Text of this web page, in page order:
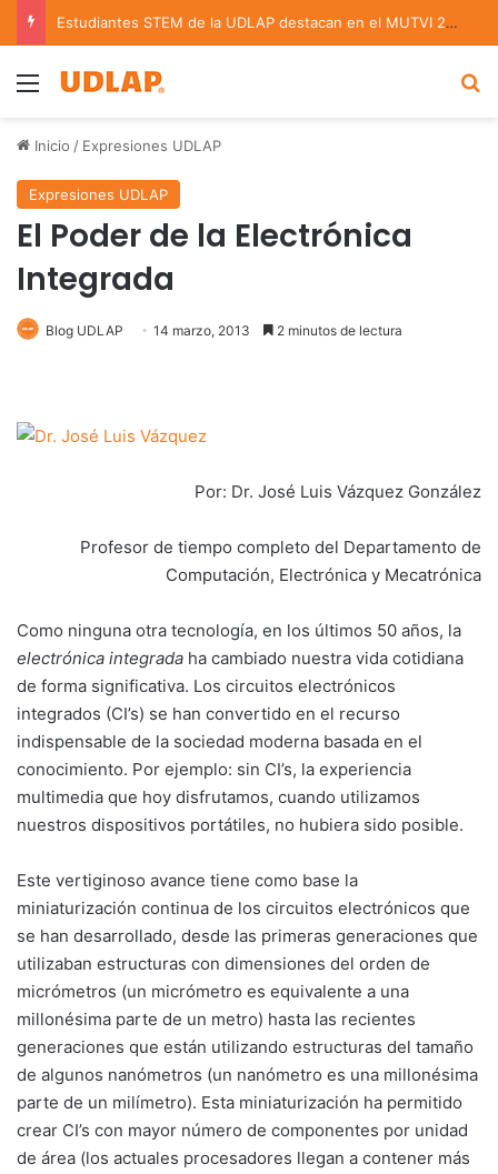
La UDLAP reúne a expertos para analizar los retos de la administración pública municipal
Menu
Inicio / Expresiones UDLAP
Expresiones UDLAP
El Poder de la Electrónica
Integrada
Blog UDLAP 14 marzo, 2013 2 minutos de lectura
Por: Dr. José Luis Vázquez González
Profesor de tiempo completo del Departamento de
Computación, Electrónica y Mecatrónica
Como ninguna otra tecnología, en los últimos 50 años, la
electrónica integrada ha cambiado nuestra vida cotidiana
de forma significativa. Los circuitos electrónicos
integrados (CI’s) se han convertido en el recurso
indispensable de la sociedad moderna basada en el
conocimiento. Por ejemplo: sin CI’s, la experiencia
multimedia que hoy disfrutamos, cuando utilizamos
nuestros dispositivos portátiles, no hubiera sido posible.
Este vertiginoso avance tiene como base la
miniaturización continua de los circuitos electrónicos que
se han desarrollado, desde las primeras generaciones que
utilizaban estructuras con dimensiones del orden de
micrómetros (un micrómetro es equivalente a una
millonésima parte de un metro) hasta las recientes
generaciones que están utilizando estructuras del tamaño
de algunos nanómetros (un nanómetro es una millonésima
parte de un milímetro). Esta miniaturización ha permitido
crear CI’s con mayor número de componentes por unidad
de área (los actuales procesadores llegan a contener más